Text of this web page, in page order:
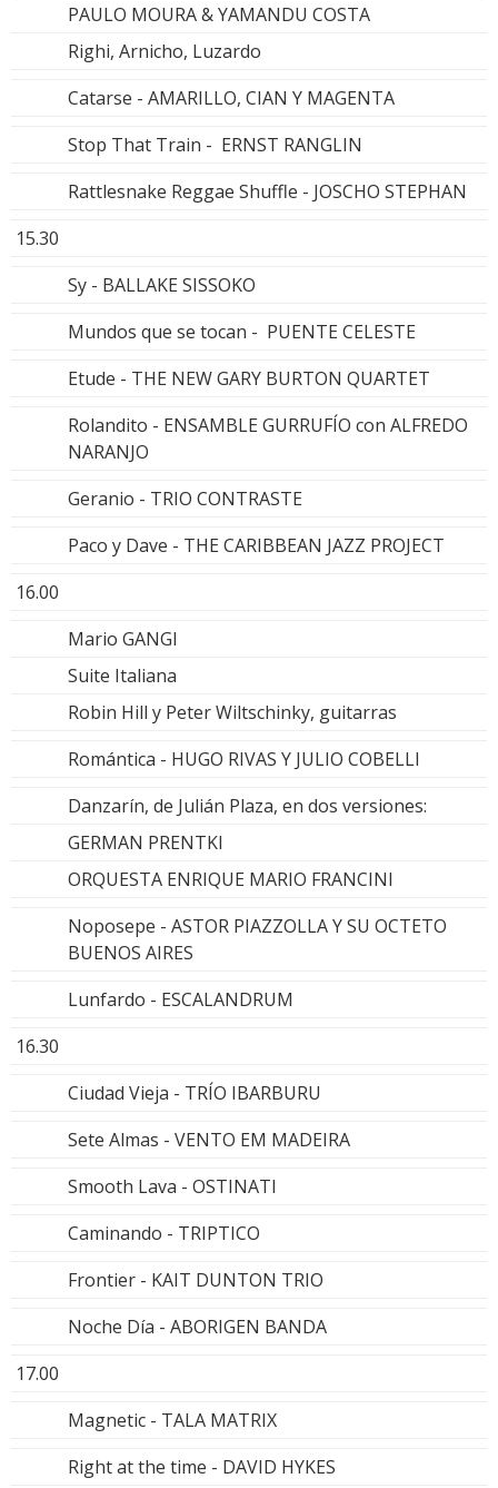
PAULO MOURA & YAMANDU COSTA
Righi, Arnicho, Luzardo
Catarse - AMARILLO, CIAN Y MAGENTA
Stop That Train - ERNST RANGLIN
Rattlesnake Reggae Shuffle - JOSCHO STEPHAN
15.30
Sy - BALLAKE SISSOKO
Mundos que se tocan - PUENTE CELESTE
Etude - THE NEW GARY BURTON QUARTET
Rolandito - ENSAMBLE GURRUFÍO con ALFREDO
NARANJO
Geranio - TRIO CONTRASTE
Paco y Dave - THE CARIBBEAN JAZZ PROJECT
16.00
Mario GANGI
Suite Italiana
Robin Hill y Peter Wiltschinky, guitarras
Romántica - HUGO RIVAS Y JULIO COBELLI
Danzarín, de Julián Plaza, en dos versiones:
GERMAN PRENTKI
ORQUESTA ENRIQUE MARIO FRANCINI
Noposepe - ASTOR PIAZZOLLA Y SU OCTETO
BUENOS AIRES
Lunfardo - ESCALANDRUM
16.30
Ciudad Vieja - TRÍO IBARBURU
Sete Almas - VENTO EM MADEIRA
Smooth Lava - OSTINATI
Caminando - TRIPTICO
Frontier - KAIT DUNTON TRIO
Noche Día - ABORIGEN BANDA
17.00
Magnetic - TALA MATRIX
Right at the time - DAVID HYKES